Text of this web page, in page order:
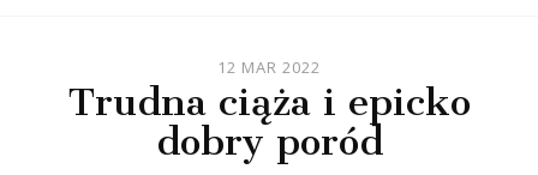
12 MAR 2022
Trudna ciąża i epicko
dobry poród